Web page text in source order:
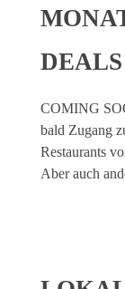
DEALS
COMING
bald Zugang
Restaurants
Aber auch